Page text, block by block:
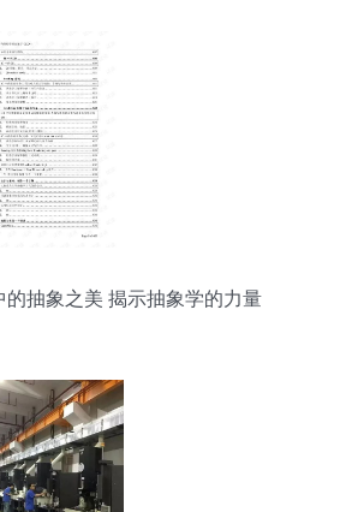
的抽象之美 揭示抽象学的力量